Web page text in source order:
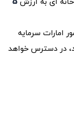
امارات سرمایه
در دسترس خواهد